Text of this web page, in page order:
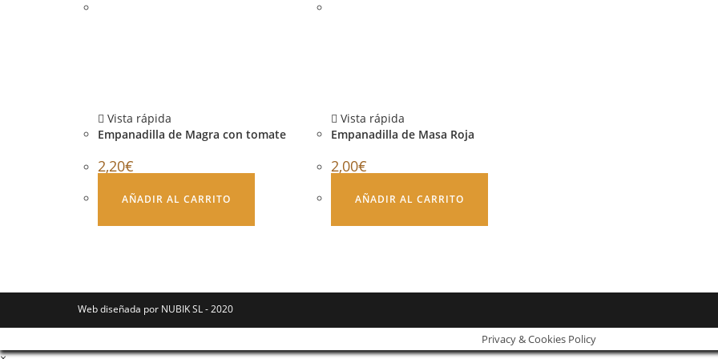
Vista rápida
Empanadilla de Magra con tomate
2,20€
AÑADIR AL CARRITO
Vista rápida
Empanadilla de Masa Roja
2,00€
AÑADIR AL CARRITO
Web diseñada por NUBIK SL - 2020
Privacy & Cookies Policy